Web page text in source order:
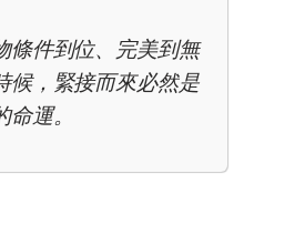
條件到位、完美到無
候，緊接而來必然是
運。